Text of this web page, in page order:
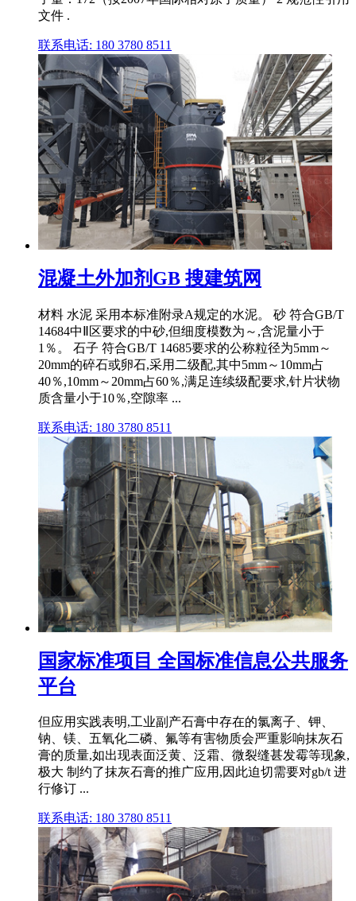
文件 .
联系电话: 180 3780 8511
混凝土外加剂GB 搜建筑网
材料 水泥 采用本标准附录A规定的水泥。 砂 符合GB/T
14684中Ⅱ区要求的中砂,但细度模数为～,含泥量小于
1％。 石子 符合GB/T 14685要求的公称粒径为5mm～
20mm的碎石或卵石,采用二级配,其中5mm～10mm占
40％,10mm～20mm占60％,满足连续级配要求,针片状物
质含量小于10％,空隙率 ...
联系电话: 180 3780 8511
国家标准项目 全国标准信息公共服务
平台
但应用实践表明,工业副产石膏中存在的氯离子、钾、
钠、镁、五氧化二磷、氟等有害物质会严重影响抹灰石
膏的质量,如出现表面泛黄、泛霜、微裂缝甚发霉等现象,
极大 制约了抹灰石膏的推广应用,因此迫切需要对gb/t 进
行修订 ...
联系电话: 180 3780 8511